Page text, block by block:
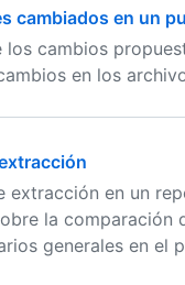
cambiados en un
los cambios
en los
extracción en un
la comparación
generales en el